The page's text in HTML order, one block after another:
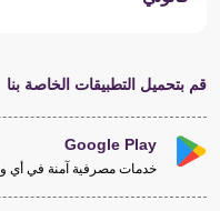
قم بتحميل التطبيقات الخاصة بنا
Google Play
خدمات مصرفية آمنة في أي